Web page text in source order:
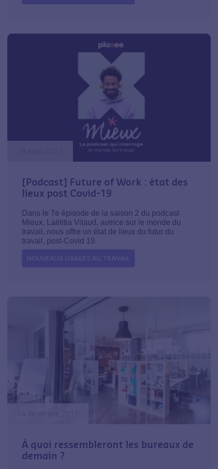
[Podcast] Future of Work : état des
lieux post Covid-19
Dans le 7e épisode de la saison 2 du podcast
Mieux, Laëtitia Vitaud, autrice sur le monde du
travail, nous offre un état de lieux du futur du
travail, post-Covid 19.
NOUVEAUX USAGES AU TRAVAIL
14 décembre 2017
À quoi ressembleront les bureaux de
demain ?